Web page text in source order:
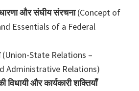
और संघीय संरचना(Concept of
Essentials of a Federal
(Union-State Relations –
Administrative Relations)
और कार्यकारी शक्तियाँ